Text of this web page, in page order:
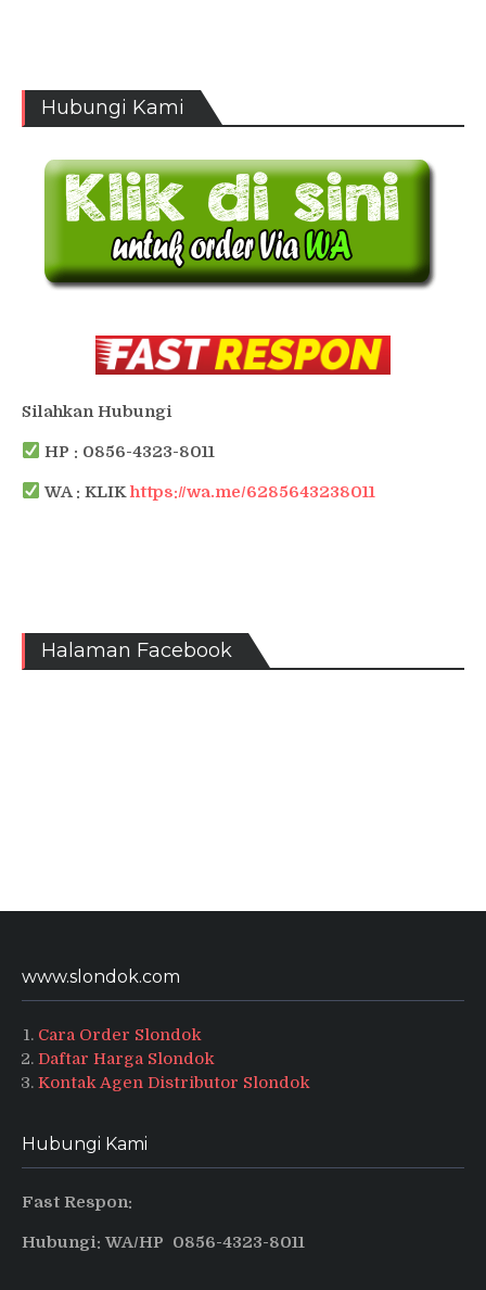
Hubungi Kami
Silahkan Hubungi
HP : 0856-4323-8011
WA : KLIKhttps://wa.me/6285643238011
Halaman Facebook
www.slondok.com
Cara Order Slondok
Daftar Harga Slondok
Kontak Agen Distributor Slondok
Hubungi Kami
Fast Respon:
Hubungi: WA/HP 0856-4323-8011